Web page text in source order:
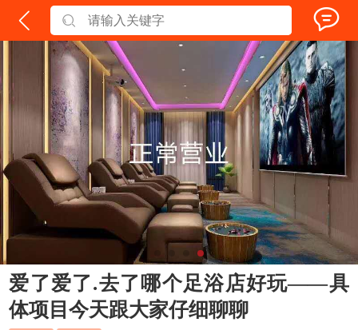
爱了爱了.去了哪个足浴店好玩——具
体项目今天跟大家仔细聊聊